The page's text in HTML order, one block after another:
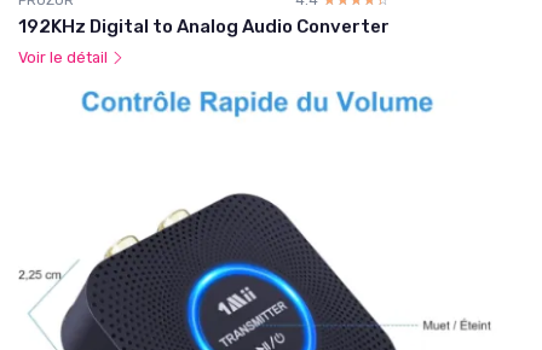
192KHz Digital to Analog Audio Converter
Voir le détail